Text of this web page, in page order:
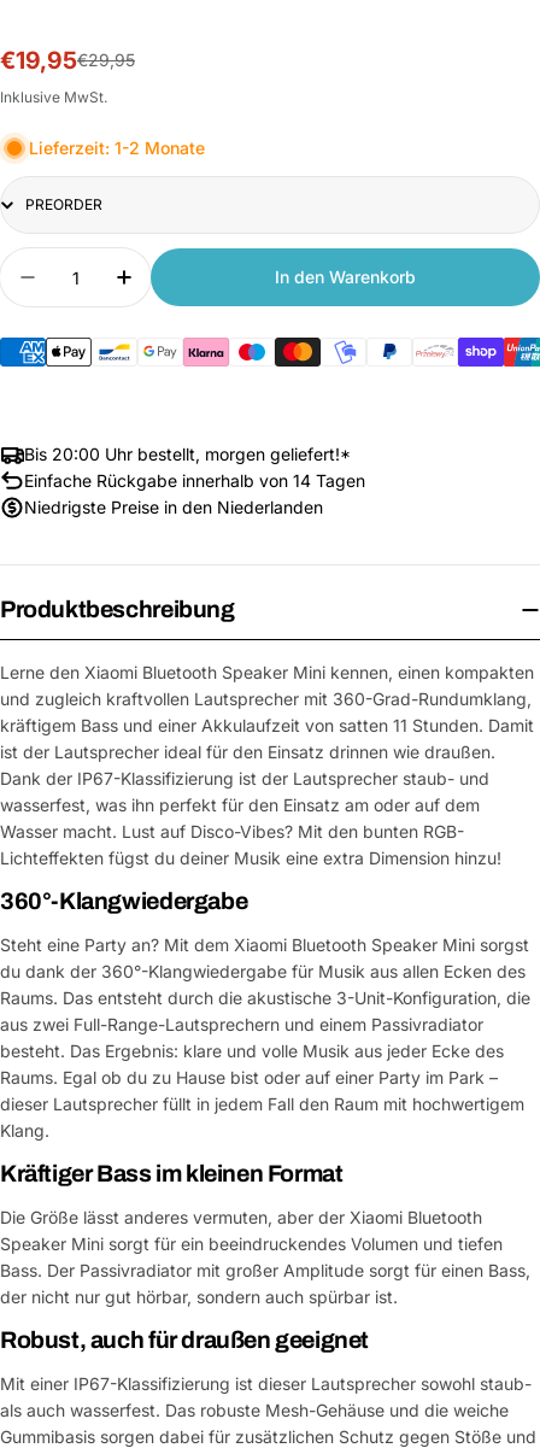
Sale-
Preis
€19,95
Normalpreis
€29,95
Inklusive MwSt.
Lieferzeit: 1-2 Monate
Title
Anzahl
Menge verringern für Xiaomi Bluetooth Speaker
Anzahl erhöhen für Xiaomi Bluetooth
In den Warenkorb
Bis 20:00 Uhr bestellt, morgen geliefert!*
Einfache Rückgabe innerhalb von 14 Tagen
Niedrigste Preise in den Niederlanden
Produktbeschreibung
Lerne den Xiaomi Bluetooth Speaker Mini kennen, einen kompakten
und zugleich kraftvollen Lautsprecher mit 360-Grad-Rundumklang,
kräftigem Bass und einer Akkulaufzeit von satten 11 Stunden. Damit
ist der Lautsprecher ideal für den Einsatz drinnen wie draußen.
Dank der IP67-Klassifizierung ist der Lautsprecher staub- und
wasserfest, was ihn perfekt für den Einsatz am oder auf dem
Wasser macht. Lust auf Disco-Vibes? Mit den bunten RGB-
Lichteffekten fügst du deiner Musik eine extra Dimension hinzu!
360°-Klangwiedergabe
Steht eine Party an? Mit dem Xiaomi Bluetooth Speaker Mini sorgst
du dank der 360°-Klangwiedergabe für Musik aus allen Ecken des
Raums. Das entsteht durch die akustische 3-Unit-Konfiguration, die
aus zwei Full-Range-Lautsprechern und einem Passivradiator
besteht. Das Ergebnis: klare und volle Musik aus jeder Ecke des
Raums. Egal ob du zu Hause bist oder auf einer Party im Park –
dieser Lautsprecher füllt in jedem Fall den Raum mit hochwertigem
Klang.
Kräftiger Bass im kleinen Format
Die Größe lässt anderes vermuten, aber der Xiaomi Bluetooth
Speaker Mini sorgt für ein beeindruckendes Volumen und tiefen
Bass. Der Passivradiator mit großer Amplitude sorgt für einen Bass,
der nicht nur gut hörbar, sondern auch spürbar ist.
Robust, auch für draußen geeignet
Mit einer IP67-Klassifizierung ist dieser Lautsprecher sowohl staub-
als auch wasserfest. Das robuste Mesh-Gehäuse und die weiche
Gummibasis sorgen dabei für zusätzlichen Schutz gegen Stöße und